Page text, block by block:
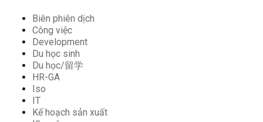
Biên phiên dịch
Công việc
Development
Du học sinh
Du học/留学
HR-GA
Iso
IT
Kế hoạch sản xuất